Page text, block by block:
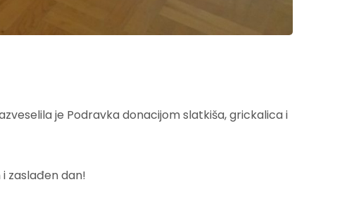
je Podravka donacijom slatkiša, grickalica i
zaslađen dan!